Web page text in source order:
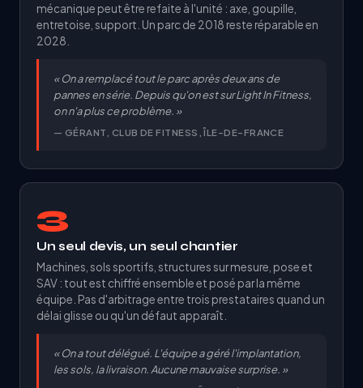
mécanique peut être refaite à l'unité : axe, goupille,
entretoise, support. Un parc de 2018 reste réparable en
2028.
« On a remplacé tout le parc après deux ans de
pannes en série. Depuis qu'on est sur Light In Fitness,
on n'a plus ce problème. »
— GÉRANT, CLUB DE FITNESS, ÎLE-DE-FRANCE
3
Un seul devis, un seul chantier
Machines, sols sportifs, structures sur mesure, pose et
SAV : tout est chiffré ensemble et posé par la même
équipe. Pas d'arbitrage entre trois prestataires quand un
délai glisse ou qu'un défaut apparaît.
« On a tout délégué. L'équipe a géré l'implantation,
les sols, la livraison. Aucune mauvaise surprise. »